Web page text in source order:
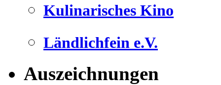
Kulinarisches Kino
Ländlichfein e.V.
Auszeichnungen